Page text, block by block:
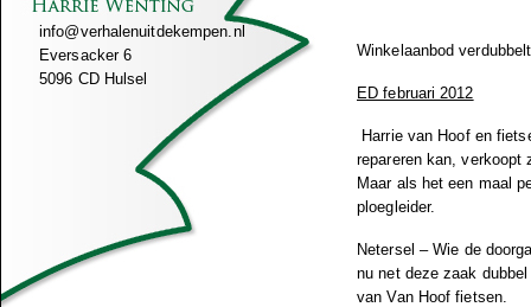
info@verhalenuitdekempen.nl
Eversacker 6
5096 CD Hulsel
Winkelaanbod verdubbelt
ED februari 2012
Harrie van Hoof en
repareren kan, verkoopt
Maar als het een maal
ploegleider.
Netersel – Wie de
nu net deze zaak
van Van Hoof fietsen.